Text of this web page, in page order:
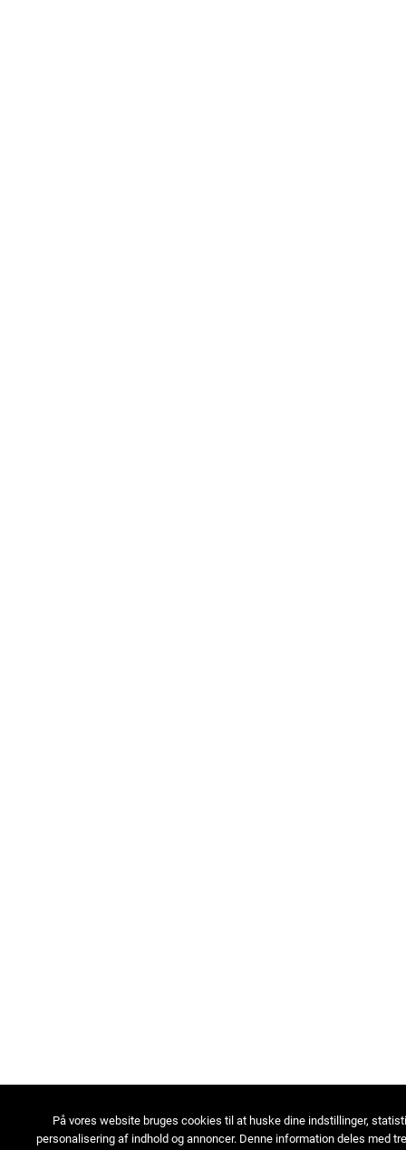
På vores website bruges cookies til at huske dine indstillinger,
personalisering af indhold og annoncer. Denne information deles med